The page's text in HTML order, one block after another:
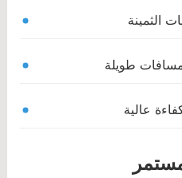
الثمينة
طويلة
عالية